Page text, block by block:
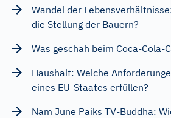
Wandel der
die Stellung der Bauern?
Was geschah beim Coca-Cola-
Haushalt: Welche
eines EU-Staates erfüllen?
Nam June Paiks TV-Buddha: